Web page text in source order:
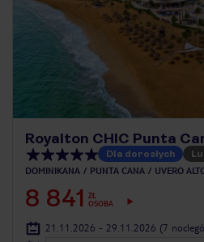
Royalton CHIC Punta
Dla dorosłych
DOMINIKANA PUNTA CANA UVERO
8 841
ZŁ
OSOBA
21.11.2026 - 29.11.2026 (7